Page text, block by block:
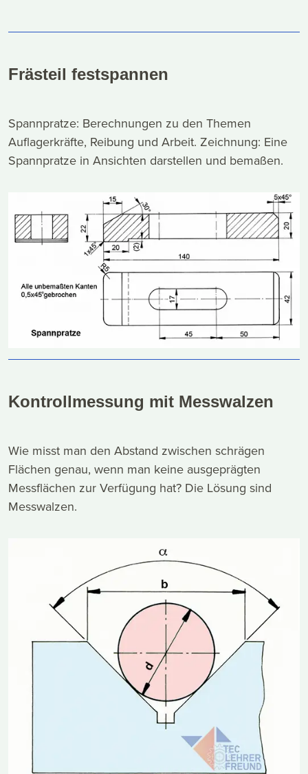
Frästeil festspannen
Spannpratze: Berechnungen zu den Themen
Auflagerkräfte, Reibung und Arbeit. Zeichnung: Eine
Spannpratze in Ansichten darstellen und bemaßen.
Kontrollmessung mit Messwalzen
Wie misst man den Abstand zwischen schrägen
Flächen genau, wenn man keine ausgeprägten
Messflächen zur Verfügung hat? Die Lösung sind
Messwalzen.